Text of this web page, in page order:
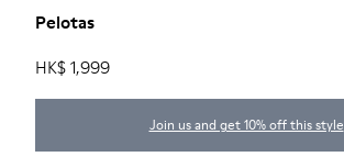
Pelotas
HK$ 1,999
Join us and get 10% off this style